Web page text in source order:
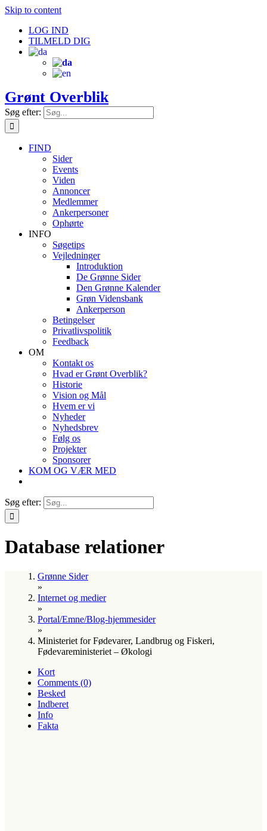
Skip to content
LOG IND
TILMELD DIG
Grønt Overblik
Søg efter:
FIND
Sider
Events
Viden
Annoncer
Medlemmer
Ankerpersoner
Ophørte
INFO
Søgetips
Vejledninger
Introduktion
De Grønne Sider
Den Grønne Kalender
Grøn Vidensbank
Ankerperson
Betingelser
Privatlivspolitik
Feedback
OM
Kontakt os
Hvad er Grønt Overblik?
Historie
Vision og Mål
Hvem er vi
Nyheder
Nyhedsbrev
Følg os
Projekter
Sponsorer
KOM OG VÆR MED
Søg efter:
Database relationer
Grønne Sider
»
Internet og medier
»
Portal/Emne/Blog-hjemmesider
»
Ministeriet for Fødevarer, Landbrug og Fiskeri,
Fødevareministeriet – Økologi
Kort
Comments (0)
Besked
Indberet
Info
Fakta